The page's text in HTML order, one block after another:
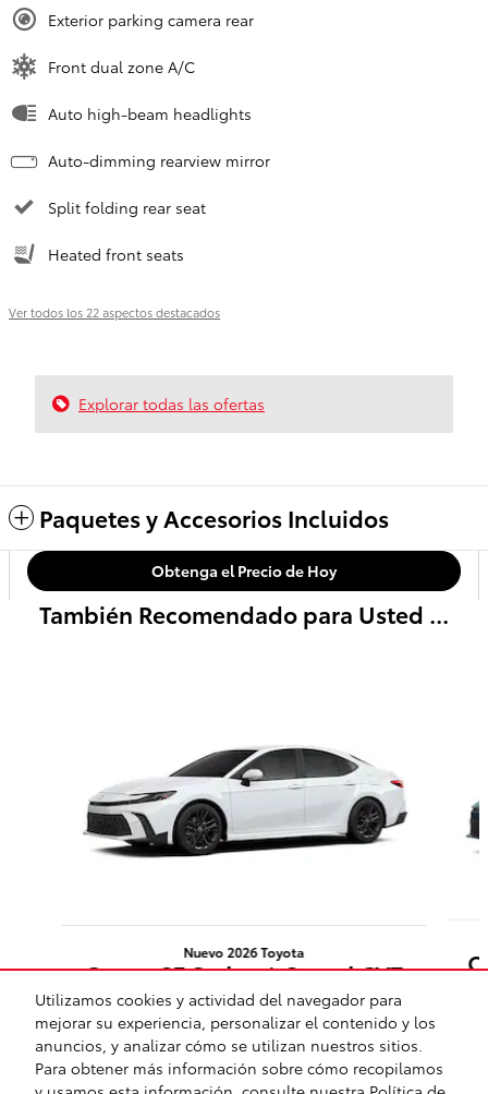
Utilizamos cookies y actividad del navegador para
mejorar su experiencia, personalizar el contenido y los
anuncios, y analizar cómo se utilizan nuestros sitios.
Para obtener más información sobre cómo recopilamos
Exterior parking camera rear
Front dual zone A/C
Auto high-beam headlights
Auto-dimming rearview mirror
Split folding rear seat
Heated front seats
Ver todos los 22 aspectos destacados
Explorar todas las ofertas
Paquetes y Accesorios Incluidos
Obtenga el Precio de Hoy
También Recomendado para Usted ...
Nuevo 2026 Toyota
Camry SE Sedan 1-Speed CVT
w/OD Front-Wheel Drive
$34,342